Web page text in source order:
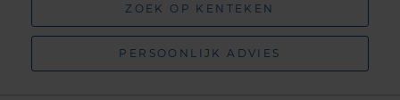
ZOEK OP KENTEKEN
PERSOONLIJK ADVIES